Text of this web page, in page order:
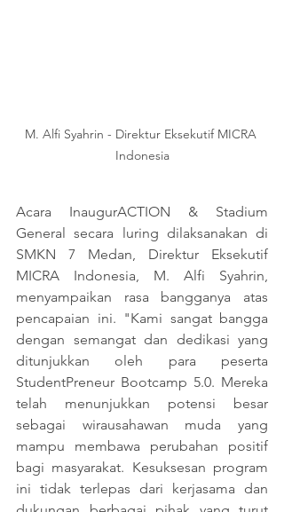
M. Alfi Syahrin - Direktur Eksekutif MICRA
Indonesia
Acara InaugurACTION & Stadium
General secara luring dilaksanakan di
SMKN 7 Medan, Direktur Eksekutif
MICRA Indonesia, M. Alfi Syahrin,
menyampaikan rasa bangganya atas
pencapaian ini. "Kami sangat bangga
dengan semangat dan dedikasi yang
ditunjukkan oleh para peserta
StudentPreneur Bootcamp 5.0. Mereka
telah menunjukkan potensi besar
sebagai wirausahawan muda yang
mampu membawa perubahan positif
bagi masyarakat. Kesuksesan program
ini tidak terlepas dari kerjasama dan